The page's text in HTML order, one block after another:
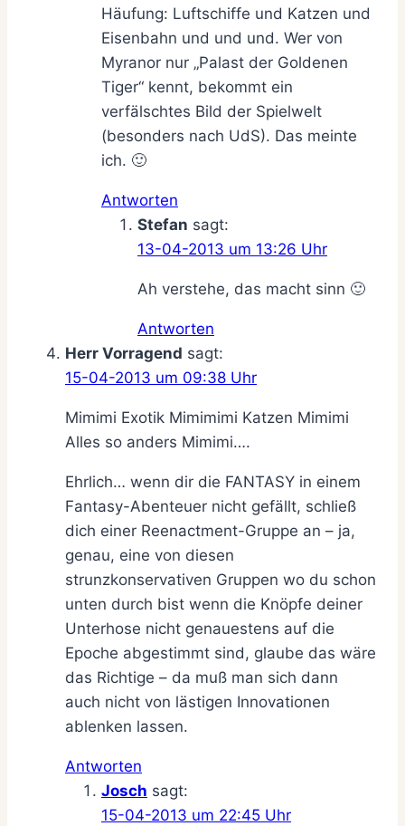
Häufung: Luftschiffe und Katzen und
Eisenbahn und und und. Wer von
Myranor nur „Palast der Goldenen
Tiger“ kennt, bekommt ein
verfälschtes Bild der Spielwelt
(besonders nach UdS). Das meinte
ich. 🙂
Antworten
Stefan sagt:
13-04-2013 um 13:26 Uhr
Ah verstehe, das macht sinn 🙂
Antworten
Herr Vorragend sagt:
15-04-2013 um 09:38 Uhr
Mimimi Exotik Mimimimi Katzen Mimimi
Alles so anders Mimimi….
Ehrlich… wenn dir die FANTASY in einem
Fantasy-Abenteuer nicht gefällt, schließ
dich einer Reenactment-Gruppe an – ja,
genau, eine von diesen
strunzkonservativen Gruppen wo du schon
unten durch bist wenn die Knöpfe deiner
Unterhose nicht genauestens auf die
Epoche abgestimmt sind, glaube das wäre
das Richtige – da muß man sich dann
auch nicht von lästigen Innovationen
ablenken lassen.
Antworten
Josch sagt:
15-04-2013 um 22:45 Uhr